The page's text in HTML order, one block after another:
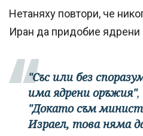
Нетаняху повтори, че
Иран да придобие
"Със или без
има ядрени оръжия",
"Докато съм
Израел, това няма